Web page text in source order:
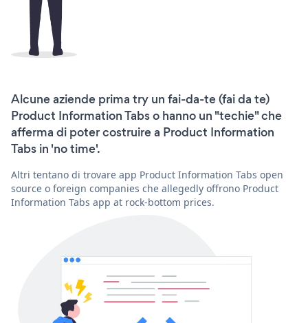
Alcune aziende prima try un fai-da-te (fai da te)
Product Information Tabs o hanno un "techie" che
afferma di poter costruire a Product Information
Tabs in 'no time'.
Altri tentano di trovare app Product Information Tabs open
source o foreign companies che allegedly offrono Product
Information Tabs app at rock-bottom prices.